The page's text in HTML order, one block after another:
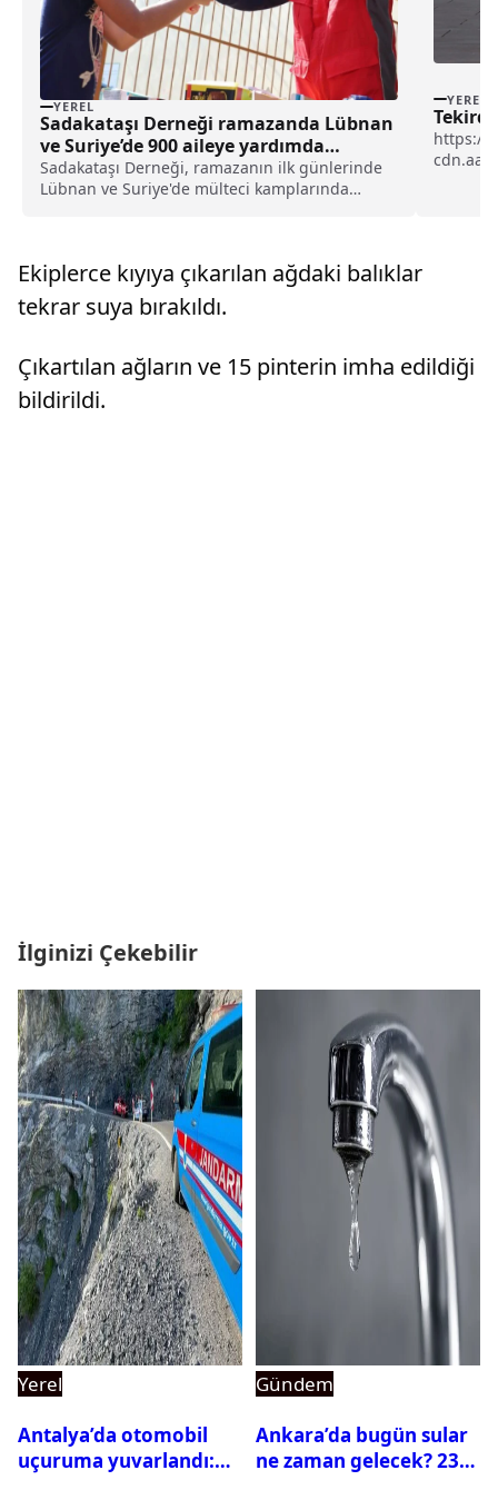
YEREL
Sadakataşı Derneği ramazanda Lübnan
ve Suriye’de 900 aileye yardımda
bulunacak haberi
Sadakataşı Derneği, ramazanın ilk günlerinde
Lübnan ve Suriye'de mülteci kamplarında
ramazanda Lübnan ve Suriye'ye...
YEREL
https://
Ekiplerce kıyıya çıkarılan ağdaki balıklar
tekrar suya bırakıldı.
Çıkartılan ağların ve 15 pinterin imha edildiği
bildirildi.
İlginizi Çekebilir
Yerel
Antalya’da otomobil
uçuruma yuvarlandı:
Gündem
Ankara’da bugün sular
ne zaman gelecek? 23